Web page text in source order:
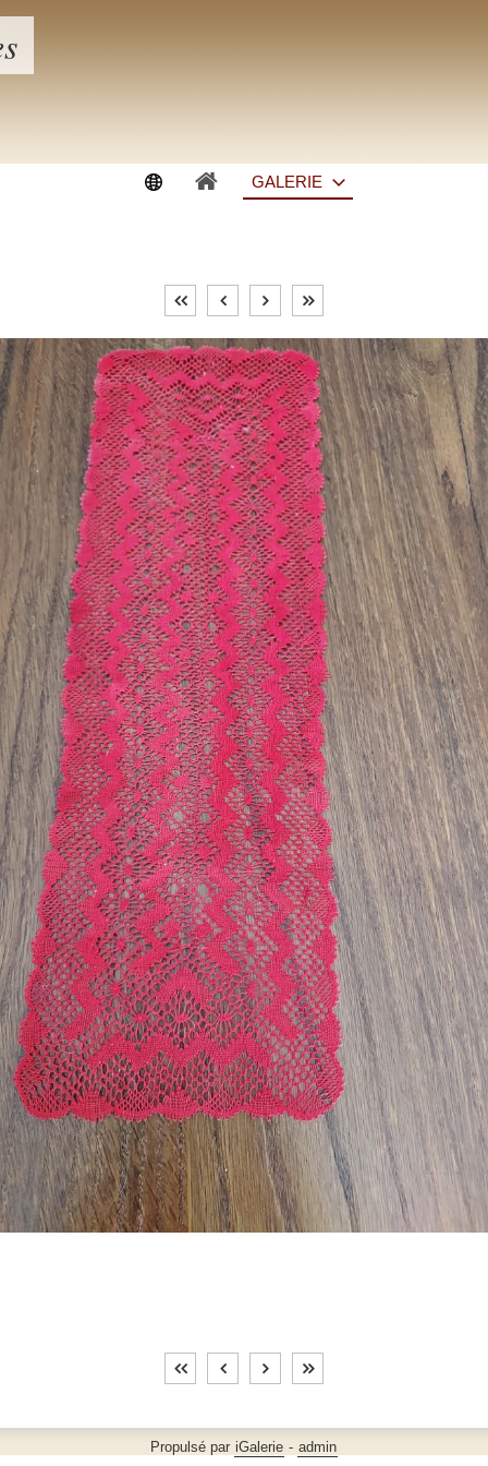
GALERIE
Propulsé par iGalerie - admin